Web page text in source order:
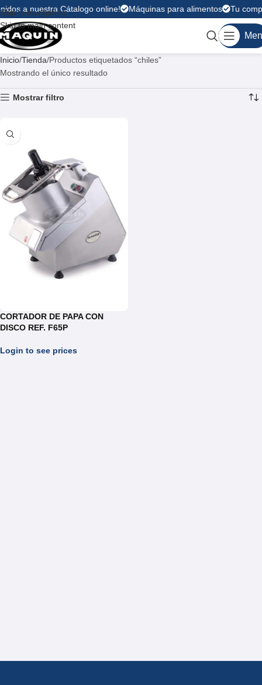
Skip to navigation
Skip to main content
a nuestra Cátalogo online! Máquinas para alimentos Tu
Inicio Tienda Productos etiquetados “chiles”
Mostrando el único resultado
Mostrar filtro
CORTADOR DE PAPA CON
DISCO REF. F65P
Login to see prices